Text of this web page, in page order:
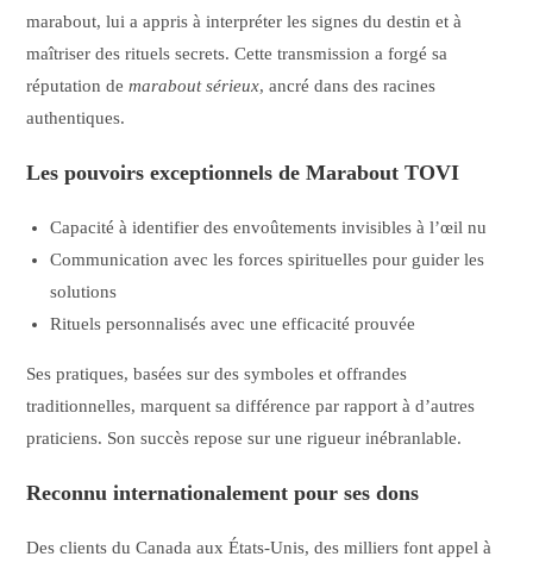
marabout, lui a appris à interpréter les signes du destin et à
maîtriser des rituels secrets. Cette transmission a forgé sa
réputation demarabout sérieux, ancré dans des racines
authentiques.
Les pouvoirs exceptionnels de Marabout TOVI
Capacité à identifier des envoûtements invisibles à l’œil nu
Communication avec les forces spirituelles pour guider les
solutions
Rituels personnalisés avec une efficacité prouvée
Ses pratiques, basées sur des symboles et offrandes
traditionnelles, marquent sa différence par rapport à d’autres
praticiens. Son succès repose sur une rigueur inébranlable.
Reconnu internationalement pour ses dons
Des clients du Canada aux États-Unis, des milliers font appel à